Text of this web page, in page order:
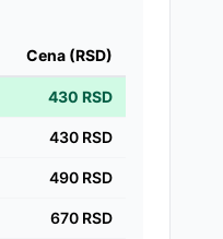
Cena (RSD)
430 RSD
430 RSD
490 RSD
670 RSD